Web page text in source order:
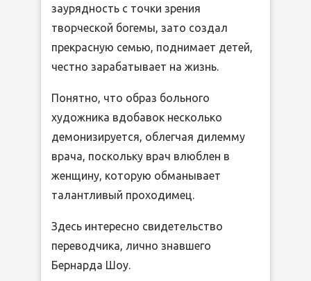
заурядность с точки зрения
творческой богемы, зато создал
прекрасную семью, поднимает детей,
честно зарабатывает на жизнь.
Понятно, что образ больного
художника вдобавок несколько
демонизируется, облегчая дилемму
врача, поскольку врач влюблен в
женщину, которую обманывает
талантливый проходимец.
Здесь интересно свидетельство
переводчика, лично знавшего
Бернарда Шоу.